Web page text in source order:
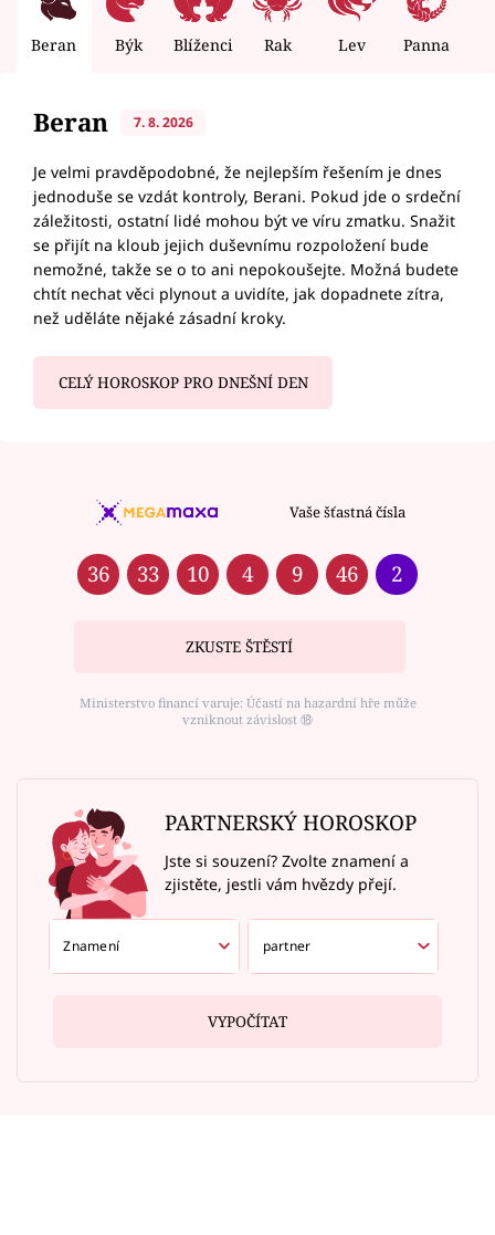
Beran Býk Blíženci Rak Lev Panna
Beran 7. 8. 2026
Je velmi pravděpodobné, že nejlepším řešením je dnes
jednoduše se vzdát kontroly, Berani. Pokud jde o srdeční
záležitosti, ostatní lidé mohou být ve víru zmatku. Snažit
se přijít na kloub jejich duševnímu rozpoložení bude
nemožné, takže se o to ani nepokoušejte. Možná budete
chtít nechat věci plynout a uvidíte, jak dopadnete zítra,
než uděláte nějaké zásadní kroky.
CELÝ HOROSKOP PRO DNEŠNÍ DEN
Vaše šťastná čísla
36 33 10 4 9 46 2
ZKUSTE ŠTĚSTÍ
Ministerstvo financí varuje: Účastí na hazardní hře může
vzniknout závislost ⑱
PARTNERSKÝ HOROSKOP
Jste si souzení? Zvolte znamení a
zjistěte, jestli vám hvězdy přejí.
VYPOČÍTAT